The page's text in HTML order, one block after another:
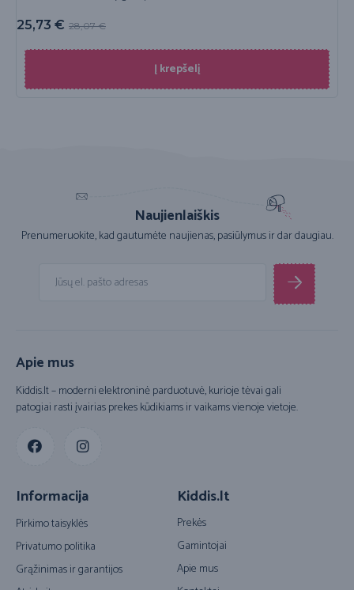
28,07€
25,73 €
Į krepšelį
Naujienlaiškis
Prenumeruokite, kad gautumėte naujienas, pasiūlymus ir dar daugiau.
Apie mus
Kiddis.lt – moderni elektroninė parduotuvė, kurioje tėvai gali
patogiai rasti įvairias prekes kūdikiams ir vaikams vienoje vietoje.
Informacija
Pirkimo taisyklės
Privatumo politika
Grąžinimas ir garantijos
Kiddis.lt
Prekės
Gamintojai
Apie mus